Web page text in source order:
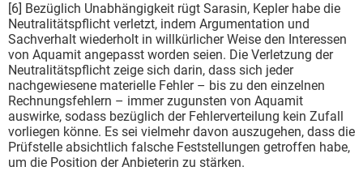
[6] Bezüglich Unabhängigkeit rügt Sarasin, Kepler habe die
Neutralitätspflicht verletzt, indem Argumentation und
Sachverhalt wiederholt in willkürlicher Weise den Interessen
von Aquamit angepasst worden seien. Die Verletzung der
Neutralitätspflicht zeige sich darin, dass sich jeder
nachgewiesene materielle Fehler – bis zu den einzelnen
Rechnungsfehlern – immer zugunsten von Aquamit
auswirke, sodass bezüglich der Fehlerverteilung kein Zufall
vorliegen könne. Es sei vielmehr davon auszugehen, dass die
Prüfstelle absichtlich falsche Feststellungen getroffen habe,
um die Position der Anbieterin zu stärken.